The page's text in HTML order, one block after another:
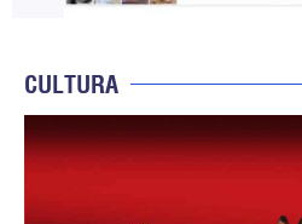
CULTURA